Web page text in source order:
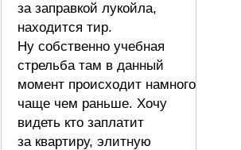
за заправкой лукойла,
находится тир.
Ну собственно учебная
стрельба там в данный
момент происходит намного
чаще чем раньше. Хочу
видеть кто заплатит
за квартиру, элитную